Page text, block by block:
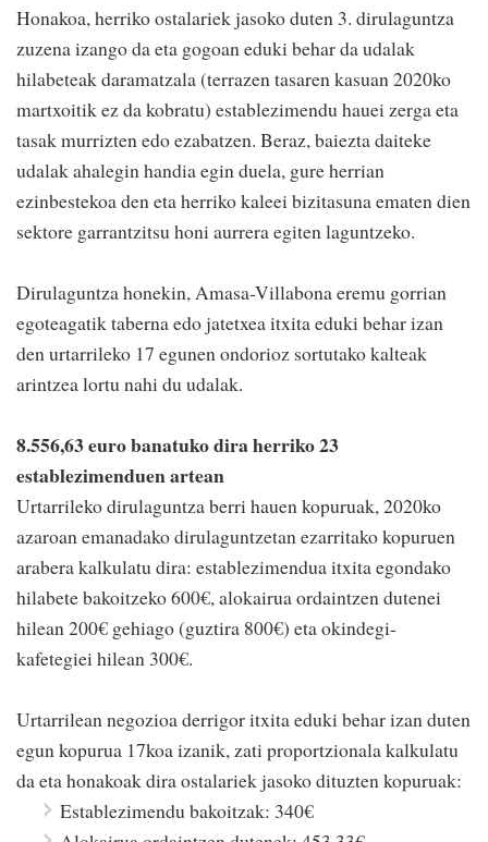
Honakoa, herriko ostalariek jasoko duten 3. dirulaguntza
zuzena izango da eta gogoan eduki behar da udalak
hilabeteak daramatzala (terrazen tasaren kasuan 2020ko
martxoitik ez da kobratu) establezimendu hauei zerga eta
tasak murrizten edo ezabatzen. Beraz, baiezta daiteke
udalak ahalegin handia egin duela, gure herrian
ezinbestekoa den eta herriko kaleei bizitasuna ematen dien
sektore garrantzitsu honi aurrera egiten laguntzeko.
Dirulaguntza honekin, Amasa-Villabona eremu gorrian
egoteagatik taberna edo jatetxea itxita eduki behar izan
den urtarrileko 17 egunen ondorioz sortutako kalteak
arintzea lortu nahi du udalak.
8.556,63 euro banatuko dira herriko 23
establezimenduen artean
Urtarrileko dirulaguntza berri hauen kopuruak, 2020ko
azaroan emanadako dirulaguntzetan ezarritako kopuruen
arabera kalkulatu dira: establezimendua itxita egondako
hilabete bakoitzeko 600€, alokairua ordaintzen dutenei
hilean 200€ gehiago (guztira 800€) eta okindegi-
kafetegiei hilean 300€.
Urtarrilean negozioa derrigor itxita eduki behar izan duten
egun kopurua 17koa izanik, zati proportzionala kalkulatu
da eta honakoak dira ostalariek jasoko dituzten kopuruak:
Establezimendu bakoitzak: 340€